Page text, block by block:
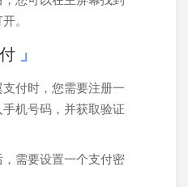
。
支付时，您需要注册一
机号码，并获取验证
，需要设置一个支付密